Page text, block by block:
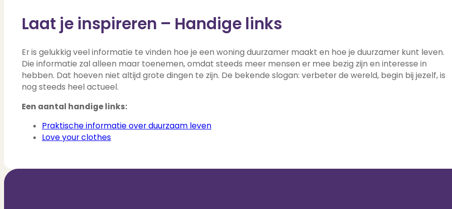
Laat je inspireren – Handige links
Er is gelukkig veel informatie te vinden hoe je een woning duurzamer maakt en hoe je duurzamer kunt leven.
Die informatie zal alleen maar toenemen, omdat steeds meer mensen er mee bezig zijn en interesse in
hebben. Dat hoeven niet altijd grote dingen te zijn. De bekende slogan: verbeter de wereld, begin bij jezelf, is
nog steeds heel actueel.
Een aantal handige links:
Praktische informatie over duurzaam leven
Love your clothes